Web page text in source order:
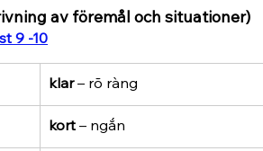
av föremål och situationer)
9 -10
klar – rõ ràng
kort – ngắn